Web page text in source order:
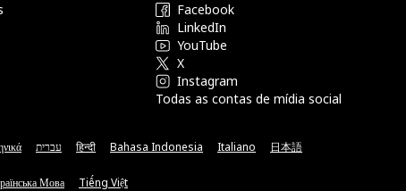
Facebook
LinkedIn
YouTube
X
Instagram
Todas as contas de mídia social
עברית हिन्दी Bahasa Indonesia Italiano 日本語
Мова Tiếng Việt